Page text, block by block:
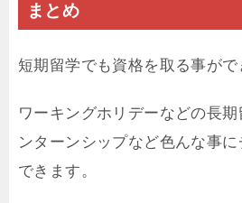
まとめ
短期留学でも資格を取る事がで
ワーキングホリデーなどの長
ンターンシップなど色んな事
できます。